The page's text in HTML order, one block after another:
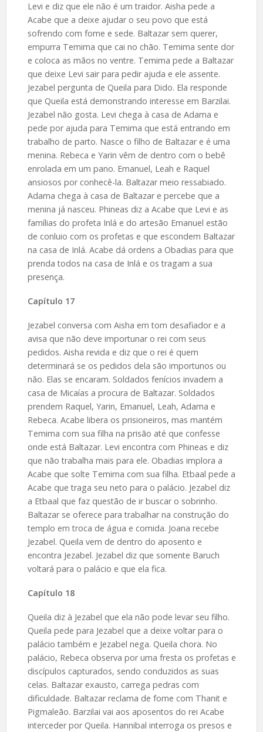
Levi e diz que ele não é um traidor. Aisha pede a
Acabe que a deixe ajudar o seu povo que está
sofrendo com fome e sede. Baltazar sem querer,
empurra Temima que cai no chão. Temima sente dor
e coloca as mãos no ventre. Temima pede a Baltazar
que deixe Levi sair para pedir ajuda e ele assente.
Jezabel pergunta de Queila para Dido. Ela responde
que Queila está demonstrando interesse em Barzilai.
Jezabel não gosta. Levi chega à casa de Adama e
pede por ajuda para Temima que está entrando em
trabalho de parto. Nasce o filho de Baltazar e é uma
menina. Rebeca e Yarin vêm de dentro com o bebê
enrolada em um pano. Emanuel, Leah e Raquel
ansiosos por conhecê-la. Baltazar meio ressabiado.
Adama chega à casa de Baltazar e percebe que a
menina já nasceu. Phineas diz a Acabe que Levi e as
famílias do profeta Inlá e do artesão Emanuel estão
de conluio com os profetas e que escondem Baltazar
na casa de Inlá. Acabe dá ordens a Obadias para que
prenda todos na casa de Inlá e os tragam a sua
presença.
Capítulo 17
Jezabel conversa com Aisha em tom desafiador e a
avisa que não deve importunar o rei com seus
pedidos. Aisha revida e diz que o rei é quem
determinará se os pedidos dela são importunos ou
não. Elas se encaram. Soldados fenícios invadem a
casa de Micaías a procura de Baltazar. Soldados
prendem Raquel, Yarin, Emanuel, Leah, Adama e
Rebeca. Acabe libera os prisioneiros, mas mantém
Temima com sua filha na prisão até que confesse
onde está Baltazar. Levi encontra com Phineas e diz
que não trabalha mais para ele. Obadias implora a
Acabe que solte Temima com sua filha. Etbaal pede a
Acabe que traga seu neto para o palácio. Jezabel diz
a Etbaal que faz questão de ir buscar o sobrinho.
Baltazar se oferece para trabalhar na construção do
templo em troca de água e comida. Joana recebe
Jezabel. Queila vem de dentro do aposento e
encontra Jezabel. Jezabel diz que somente Baruch
voltará para o palácio e que ela fica.
Capítulo 18
Queila diz à Jezabel que ela não pode levar seu filho.
Queila pede para Jezabel que a deixe voltar para o
palácio também e Jezabel nega. Queila chora. No
palácio, Rebeca observa por uma fresta os profetas e
discípulos capturados, sendo conduzidos as suas
celas. Baltazar exausto, carrega pedras com
dificuldade. Baltazar reclama de fome com Thanit e
Pigmaleão. Barzilai vai aos aposentos do rei Acabe
interceder por Queila. Hannibal interroga os presos e